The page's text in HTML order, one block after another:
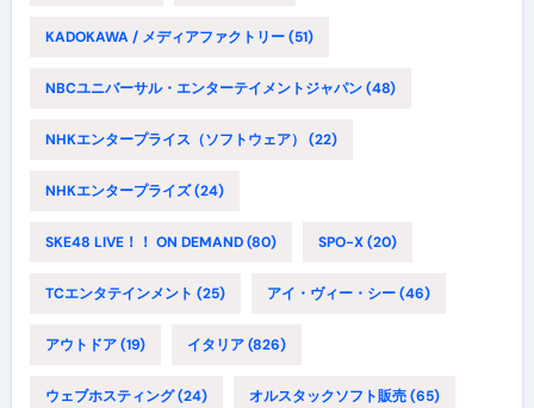
KADOKAWA / メディアファクトリー(51)
NBCユニバーサル・エンターテイメントジャパン(48)
NHKエンタープライス（ソフトウェア） (22)
NHKエンタープライズ(24)
SKE48 LIVE！！ ON DEMAND(80) SPO-X(20)
TCエンタテインメント (25) アイ・ヴィー・シー(46)
アウトドア(19) イタリア(826)
ウェブホスティング(24) オルスタックソフト販売(65)